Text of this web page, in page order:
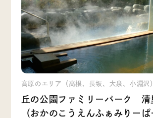
高原のエリア（高根、長坂、大泉、小淵沢
丘の公園ファミリーパーク 清
（おかのこうえんふぁみりーぱ